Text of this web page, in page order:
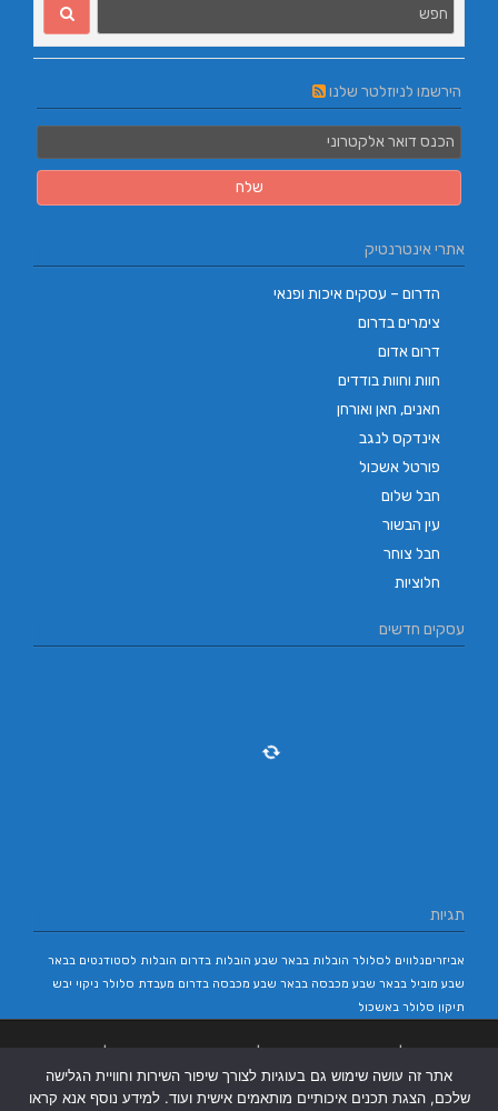
הירשמו לניוזלטר שלנו
אתרי אינטרנטיק
הדרום – עסקים איכות ופנאי
צימרים בדרום
דרום אדום
חוות וחוות בודדים
חאנים, חאן ואורחן
אינדקס לנגב
פורטל אשכול
חבל שלום
עין הבשור
חבל צוחר
חלוציות
עסקים חדשים
תגיות
אביזריםנלווים לסלולר הובלות בבאר שבע הובלות בדרום הובלות לסטודנטים בבאר
שבע מוביל בבאר שבע מכבסה בבאר שבע מכבסה בדרום מעבדת סלולר ניקוי יבש
תיקון סלולר באשכול
בבאר שבע |
אתר זה עושה שימוש גם בעוגיות לצורך שיפור השירות וחוויית הגלישה
שלכם, הצגת תכנים איכותיים מותאמים אישית ועוד. למידע נוסף אנא קראו